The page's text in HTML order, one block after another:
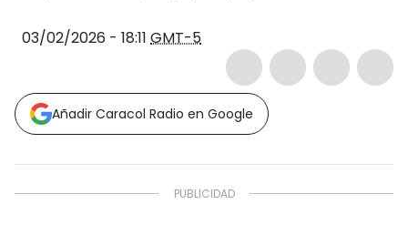
03/02/2026 - 18:11 GMT-5
Añadir Caracol Radio en Google